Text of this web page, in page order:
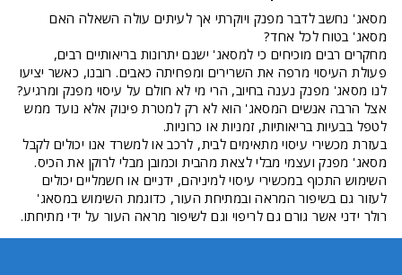
מסאג' נחשב לדבר מפנק ויוקרתי אך לעיתים עולה השאלה האם
מסאג' בטוח לכל אחד?
מחקרים רבים מוכיחים כי למסאג' ישנם יתרונות בריאותיים רבים,
פעולת העיסוי מרפה את השרירים ומפחיתה כאבים. רובנו, כאשר יציעו
לנו מסאג' מפנק נענה בחיוב, הרי מי לא חולם על עיסוי מפנק ומרגיע?
אצל הרבה אנשים המסאג' הוא לא רק למטרת פינוק אלא נועד ממש
לטפל בבעיות בריאותיות, זמניות או כרוניות.
בעזרת מכשירי עיסוי מתאימים לבית, לרכב או למשרד אנו יכולים לקבל
מסאג' מפנק ועצמי מבלי לצאת מהבית וכמובן מבלי לרוקן את הכיס.
השימוש התכוף במכשירי עיסוי למיניהם, ידניים או חשמליים יכולים
לעזור גם בשיפור המראה ובמתיחת העור, כדוגמת השימוש במסאג'
רולר ידני אשר גורם גם לריפוי וגם לשיפור מראה העור על ידי מתיחתו.